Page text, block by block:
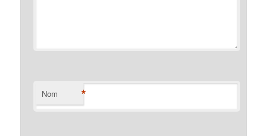
Nom *